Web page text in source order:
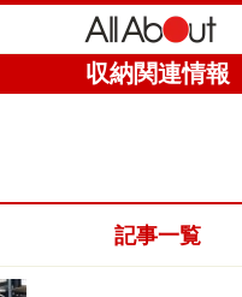
収納関連情報
記事一覧